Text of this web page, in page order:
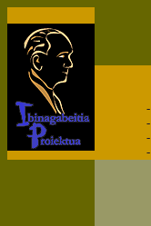
-
-
-
-